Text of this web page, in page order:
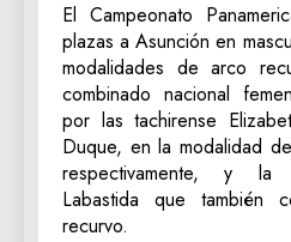
El Campeonato
plazas a Asunción en
modalidades de arco
combinado nacional
por las tachirense
Duque, en la modalidad
respectivamente, y la
Labastida que también
recurvo.